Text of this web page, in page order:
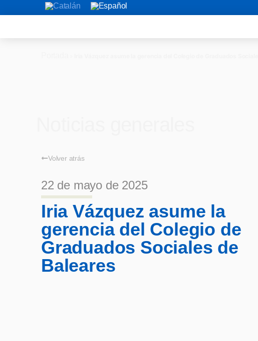
Volver atrás
22 de mayo de 2025
Iria Vázquez asume la
gerencia del Colegio de
Graduados Sociales de
Baleares